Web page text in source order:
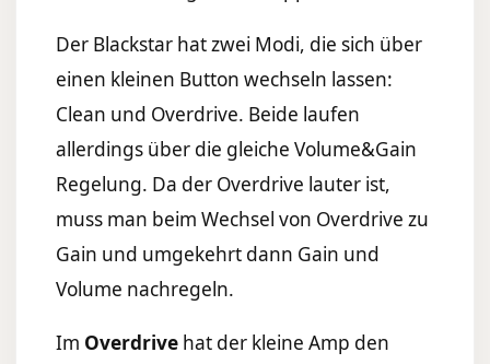
Der Blackstar hat zwei Modi, die sich über
einen kleinen Button wechseln lassen:
Clean und Overdrive. Beide laufen
allerdings über die gleiche Volume&Gain
Regelung. Da der Overdrive lauter ist,
muss man beim Wechsel von Overdrive zu
Gain und umgekehrt dann Gain und
Volume nachregeln.
Im Overdrive hat der kleine Amp den